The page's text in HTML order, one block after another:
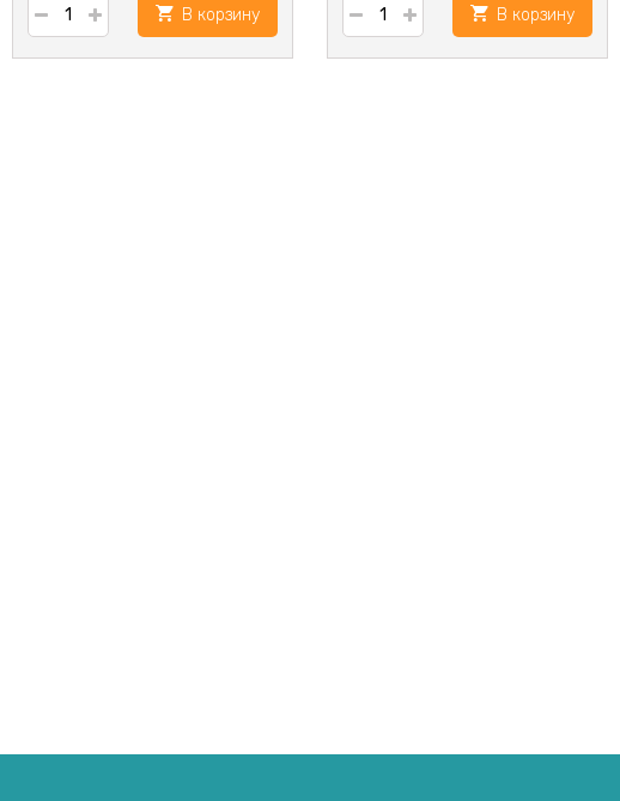
В корзину В корзину